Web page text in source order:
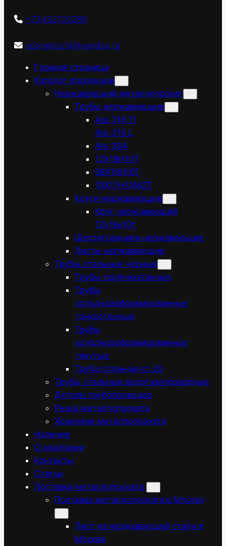
+73432720289
ooogelios14@yandex.ru
Главная страница
Каталог продукции
Нержавеющий металлопрокат
Трубы нержавеющие
Aisi 316 Ti
Aisi 316 L
Aisi 304
12Х18Н10Т
08Х18Н10Т
10Х17Н13М2Т
Круги нержавеющие
Круг нержавеющий
12х18н10т
Шестигранники нержавеющие
Листы нержавеющие
Трубы стальные черные
Трубы горячекатанные
Трубы
холоднодеформированные
тонкостенные
Трубы
холоднодеформированные
тянутые
Труба стальная ст 20
Трубы стальные водогазопроводные
Детали трубопроводов
Резка металлопроката
Хранение металлопроката
Наличие
О компании
Контакты
Статьи
Поставка металлопроката
Поставка металлопроката в Москву
Лист из нержавеющей стали в
Москве